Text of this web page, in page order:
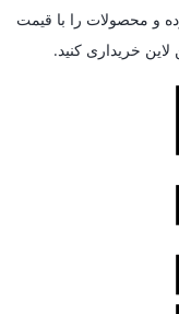
و محصولات را با قیمت
خریداری کنید.